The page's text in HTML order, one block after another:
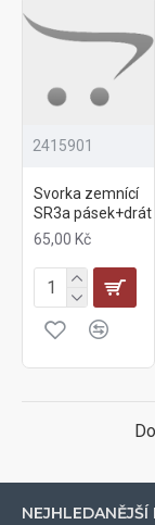
2415901
Svorka zemnící
SR3a pásek+drát
65,00 Kč